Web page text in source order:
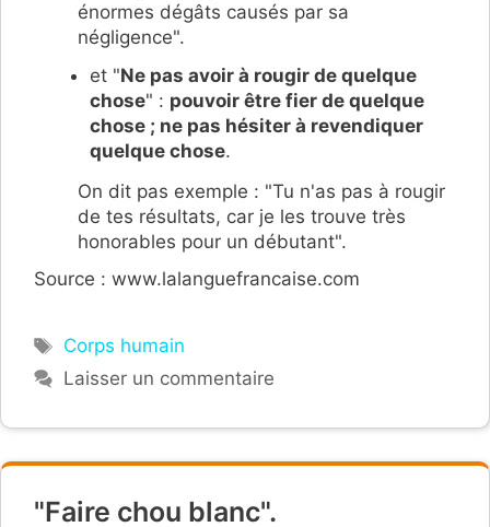
énormes dégâts causés par sa
négligence".
et "Ne pas avoir à rougir de quelque
chose" : pouvoir être fier de quelque
chose ; ne pas hésiter à revendiquer
quelque chose.
On dit pas exemple : "Tu n'as pas à rougir
de tes résultats, car je les trouve très
honorables pour un débutant".
Source : www.lalanguefrancaise.com
Étiquettes
Corps humain
Laisser un commentaire
"Faire chou blanc".